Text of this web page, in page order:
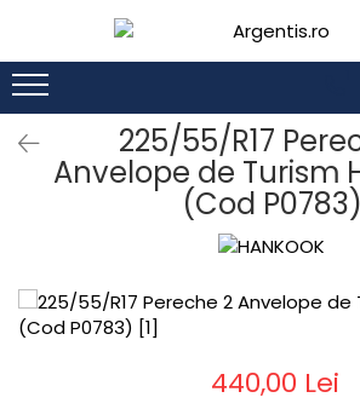
225/55/R17
Anvelope de Turism
(Cod P0783)
440,00 Lei